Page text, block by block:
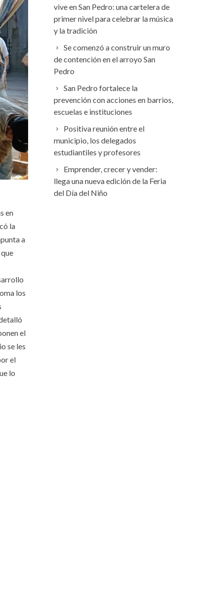
en
la
a
los
el
se les
el
lo
vive en San Pedro: una cartelera de
primer nivel para celebrar la música
y la tradición
Se comenzó a construir un muro
de contención en el arroyo San
Pedro
San Pedro fortalece la
prevención con acciones en barrios,
escuelas e instituciones
Positiva reunión entre el
municipio, los delegados
estudiantiles y profesores
Emprender, crecer y vender:
llega una nueva edición de la Feria
del Día del Niño